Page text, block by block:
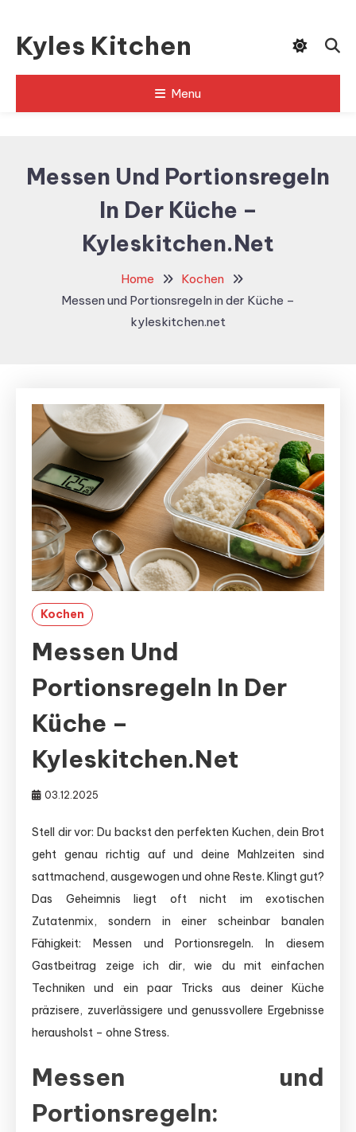
Content
Kyles Kitchen
Menu
Messen Und Portionsregeln
In Der Küche –
Kyleskitchen.net
Home
Kochen
Messen und Portionsregeln in der Küche –
kyleskitchen.net
Kochen
Messen Und
Portionsregeln In Der
Küche –
Kyleskitchen.net
03.12.2025
Stell dir vor: Du backst den perfekten Kuchen, dein Brot
geht genau richtig auf und deine Mahlzeiten sind
sattmachend, ausgewogen und ohne Reste. Klingt gut?
Das Geheimnis liegt oft nicht im exotischen
Zutatenmix, sondern in einer scheinbar banalen
Fähigkeit: Messen und Portionsregeln. In diesem
Gastbeitrag zeige ich dir, wie du mit einfachen
Techniken und ein paar Tricks aus deiner Küche
präzisere, zuverlässigere und genussvollere Ergebnisse
herausholst – ohne Stress.
Messen und
Portionsregeln: